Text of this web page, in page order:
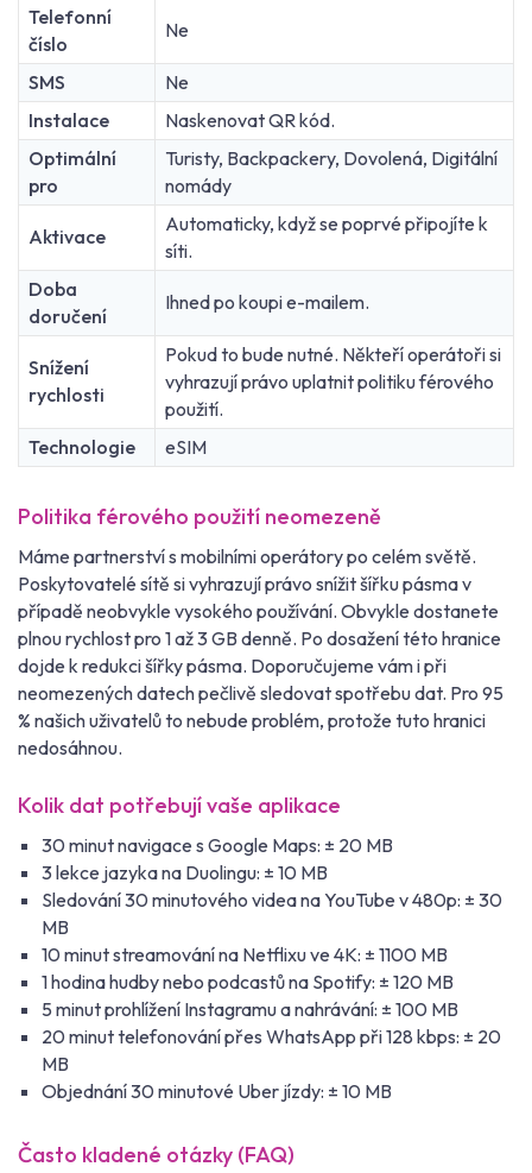
Telefonní
číslo
Ne
SMS
Ne
Instalace
Naskenovat QR kód.
Optimální
pro
Turisty, Backpackery, Dovolená, Digitální
nomády
Aktivace
Automaticky, když se poprvé připojíte k
síti.
Doba
doručení
Ihned po koupi e-mailem.
Snížení
rychlosti
Pokud to bude nutné. Někteří operátoři si
vyhrazují právo uplatnit politiku férového
použití.
Technologie
eSIM
Politika férového použití neomezeně
Máme partnerství s mobilními operátory po celém světě.
Poskytovatelé sítě si vyhrazují právo snížit šířku pásma v
případě neobvykle vysokého používání. Obvykle dostanete
plnou rychlost pro 1 až 3 GB denně. Po dosažení této hranice
dojde k redukci šířky pásma. Doporučujeme vám i při
neomezených datech pečlivě sledovat spotřebu dat. Pro 95
% našich uživatelů to nebude problém, protože tuto hranici
nedosáhnou.
Kolik dat potřebují vaše aplikace
30 minut navigace s Google Maps: ± 20 MB
3 lekce jazyka na Duolingu: ± 10 MB
Sledování 30 minutového videa na YouTube v 480p: ± 30
MB
10 minut streamování na Netflixu ve 4K: ± 1100 MB
1 hodina hudby nebo podcastů na Spotify: ± 120 MB
5 minut prohlížení Instagramu a nahrávání: ± 100 MB
20 minut telefonování přes WhatsApp při 128 kbps: ± 20
MB
Objednání 30 minutové Uber jízdy: ± 10 MB
Často kladené otázky (FAQ)